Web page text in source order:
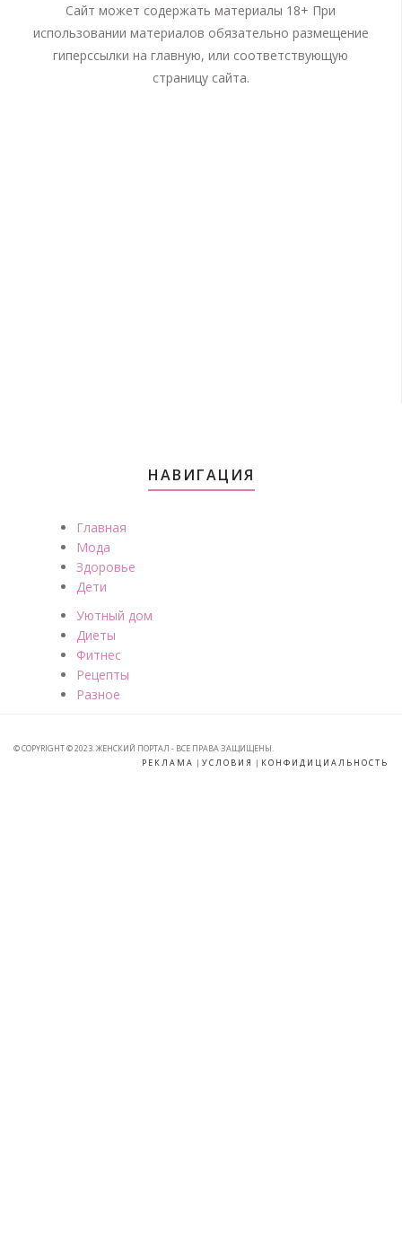
Сайт может содержать материалы 18+ При
использовании материалов обязательно размещение
гиперссылки на главную, или соответствующую
страницу сайта.
НАВИГАЦИЯ
Главная
Мода
Здоровье
Дети
Уютный дом
Диеты
Фитнес
Рецепты
Разное
© COPYRIGHT © 2023. ЖЕНСКИЙ ПОРТАЛ - ВСЕ ПРАВА ЗАЩИЩЕНЫ.
РЕКЛАМА | УСЛОВИЯ | КОНФИДИЦИАЛЬНОСТЬ